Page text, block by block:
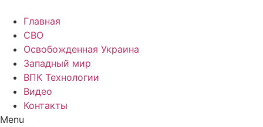
Главная
СВО
Освобожденная Украина
Западный мир
ВПК Технологии
Видео
Контакты
Menu